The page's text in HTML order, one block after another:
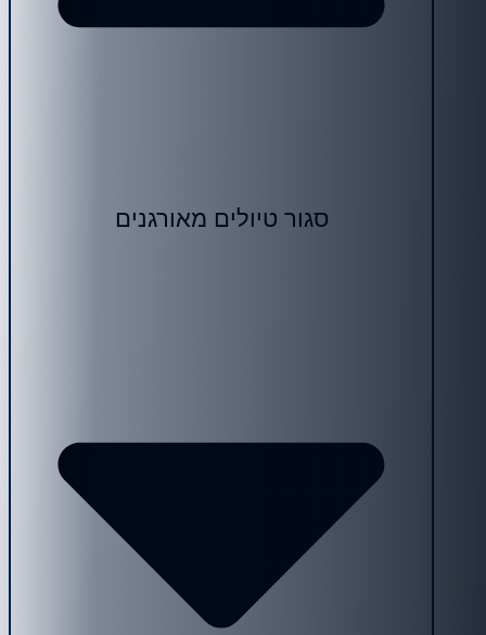
סגור טיולים מאורגנים